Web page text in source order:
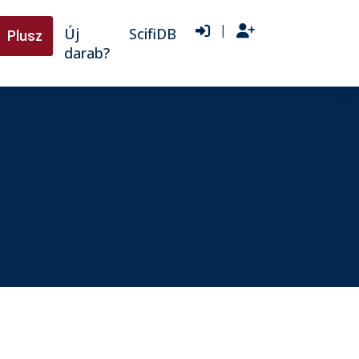
Plusz
Új
darab?
ScifiDB |